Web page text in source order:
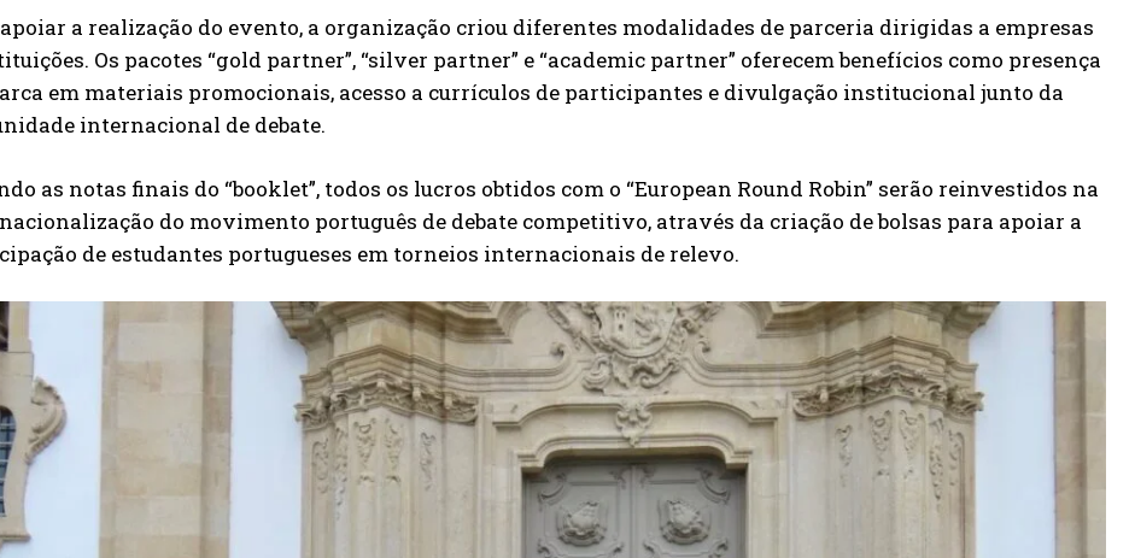
a realização do evento, a organização criou diferentes modalidades de parceria dirigidas a empresas
Os pacotes “gold partner”, “silver partner” e “academic partner” oferecem benefícios como presença
em materiais promocionais, acesso a currículos de participantes e divulgação institucional junto da
internacional de debate.
as notas finais do “booklet”, todos os lucros obtidos com o “European Round Robin” serão reinvestidos na
do movimento português de debate competitivo, através da criação de bolsas para apoiar a
de estudantes portugueses em torneios internacionais de relevo.